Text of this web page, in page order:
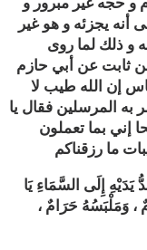
أنه يجزئه و هو غير
و ذلك لما روى
ثابت عن أبي حازم
إن الله طيب لا
به المرسلين فقال يا
إني بما تعملون
إِلَى السَّمَاءِ يَا
وَمَلْبَسُهُ حَرَامٌ ،